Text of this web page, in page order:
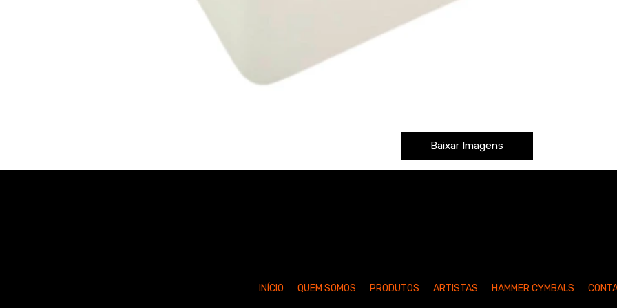
Baixar Imagens
INÍCIO QUEM SOMOS PRODUTOS ARTISTAS HAMMER CYMBALS